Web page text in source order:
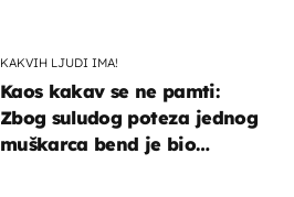
KAKVIH LJUDI IMA!
Kaos kakav se ne pamti:
Zbog suludog poteza jednog
muškarca bend je bio